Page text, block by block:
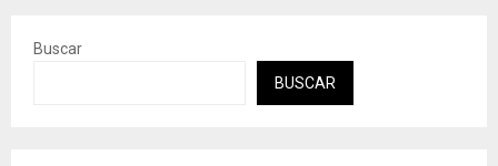
Buscar
BUSCAR